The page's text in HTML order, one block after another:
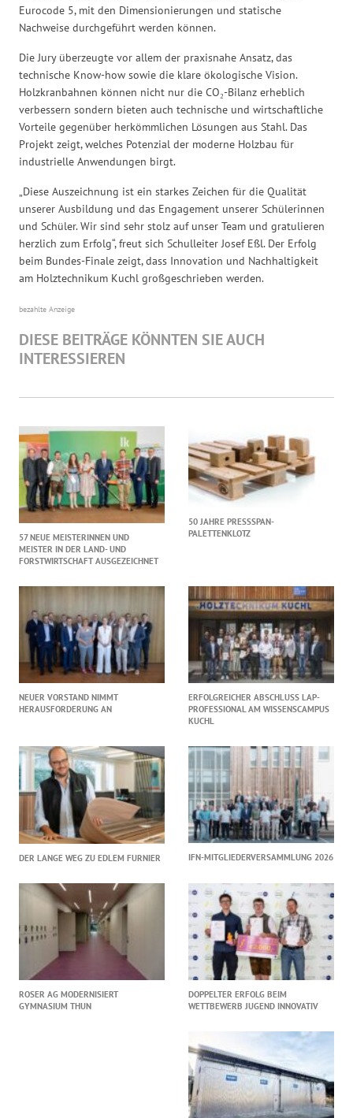
Eurocode 5, mit den Dimensionierungen und statische
Nachweise durchgeführt werden können.
Die Jury überzeugte vor allem der praxisnahe Ansatz, das
technische Know-how sowie die klare ökologische Vision.
Holzkranbahnen können nicht nur die CO₂-Bilanz erheblich
verbessern sondern bieten auch technische und wirtschaftliche
Vorteile gegenüber herkömmlichen Lösungen aus Stahl. Das
Projekt zeigt, welches Potenzial der moderne Holzbau für
industrielle Anwendungen birgt.
„Diese Auszeichnung ist ein starkes Zeichen für die Qualität
unserer Ausbildung und das Engagement unserer Schülerinnen
und Schüler. Wir sind sehr stolz auf unser Team und gratulieren
herzlich zum Erfolg“, freut sich Schulleiter Josef Eßl. Der Erfolg
beim Bundes-Finale zeigt, dass Innovation und Nachhaltigkeit
am Holztechnikum Kuchl großgeschrieben werden.
bezahlte Anzeige
DIESE BEITRÄGE KÖNNTEN SIE AUCH
INTERESSIEREN
57 NEUE MEISTERINNEN UND
MEISTER IN DER LAND- UND
FORSTWIRTSCHAFT AUSGEZEICHNET
50 JAHRE PRESSSPAN-
PALETTENKLOTZ
NEUER VORSTAND NIMMT
HERAUSFORDERUNG AN
ERFOLGREICHER ABSCHLUSS LAP-
PROFESSIONAL AM WISSENSCAMPUS
KUCHL
DER LANGE WEG ZU EDLEM FURNIER IFN-MITGLIEDERVERSAMMLUNG 2026
ROSER AG MODERNISIERT
GYMNASIUM THUN
DOPPELTER ERFOLG BEIM
WETTBEWERB JUGEND INNOVATIV